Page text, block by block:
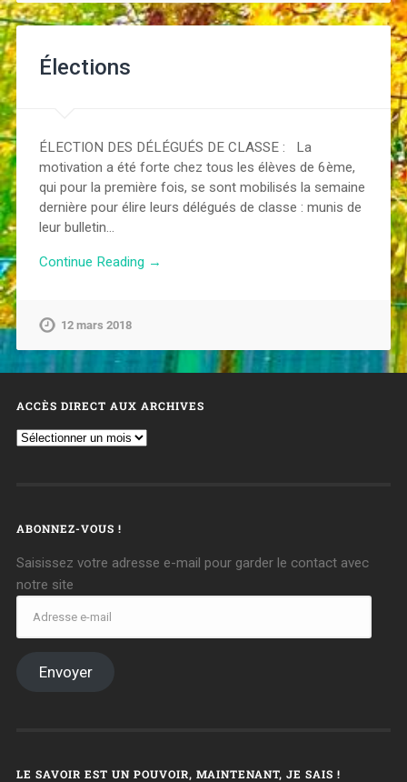
Élections
ÉLECTION DES DÉLÉGUÉS DE CLASSE : La
motivation a été forte chez tous les élèves de 6ème,
qui pour la première fois, se sont mobilisés la semaine
dernière pour élire leurs délégués de classe : munis de
leur bulletin…
Continue Reading →
12 mars 2018
ACCÈS DIRECT AUX ARCHIVES
ABONNEZ-VOUS !
Saisissez votre adresse e-mail pour garder le contact avec
notre site
Envoyer
LE SAVOIR EST UN POUVOIR, MAINTENANT, JE SAIS !